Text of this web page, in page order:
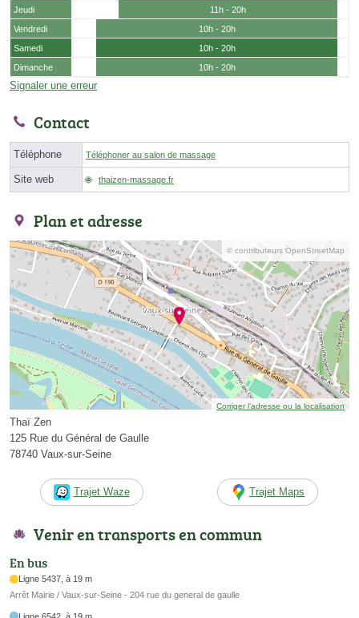
Jeudi
11h - 20h
Vendredi
10h - 20h
Samedi
10h - 20h
Dimanche
10h - 20h
Signaler une erreur
Contact
Téléphone Téléphoner au salon de massage
Site web thaizen-massage.fr
Plan et adresse
© contributeurs OpenStreetMap
Corriger l’adresse ou la localisation
Thaï Zen
125 Rue du Général de Gaulle
78740 Vaux-sur-Seine
Trajet Waze Trajet Maps
Venir en transports en commun
En bus
Ligne 5437, à 19 m
Arrêt Mairie / Vaux-sur-Seine - 204 rue du general de gaulle